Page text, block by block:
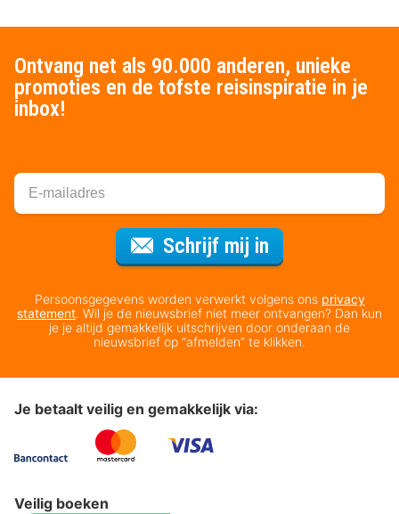
Ontvang net als 90.000 anderen, unieke
promoties en de tofste reisinspiratie in je
inbox!
Schrijf mij in
Persoonsgegevens worden verwerkt volgens ons privacy
statement. Wil je de nieuwsbrief niet meer ontvangen? Dan kun
je je altijd gemakkelijk uitschrijven door onderaan de
nieuwsbrief op “afmelden” te klikken.
Je betaalt veilig en gemakkelijk via:
Veilig boeken